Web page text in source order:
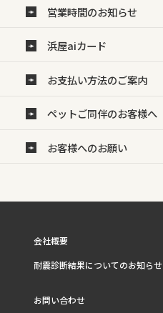
営業時間のお知らせ
浜屋aiカード
お支払い方法のご案内
ペットご同伴のお客様へ
お客様へのお願い
会社概要
耐震診断結果についてのお知らせ
お問い合わせ